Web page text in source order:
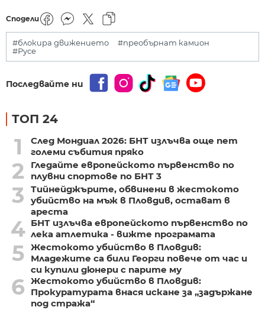
Сподели
#блокира движението
#преобърнат камион
#Русе
Последвайте ни
ТОП 24
1
След Мондиал 2026: БНТ излъчва още пет
големи събития пряко
2
Гледайте европейското първенство по
плувни спортове по БНТ 3
3
Тийнейджърите, обвинени в жестокото
убийство на мъж в Пловдив, остават в
ареста
4 БНТ излъчва европейското първенство по
лека атлетика - вижте програмата
5 Жестокото убийство в Пловдив:
Младежите са били Георги повече от час и
си купили дюнери с парите му
6 Жестокото убийство в Пловдив:
Прокуратурата внася искане за „задържане
под стража“